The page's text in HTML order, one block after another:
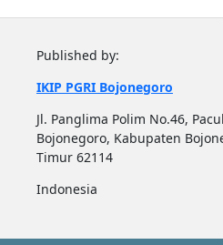
Published by:
IKIP PGRI Bojonegoro
Jl. Panglima Polim No.46,
Bojonegoro, Kabupaten
Timur 62114
Indonesia